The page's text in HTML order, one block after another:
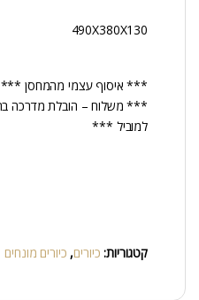
490X380X130
*** איסוף עצמי מהמחסן ***
למוביל ***
קטגוריות: כיורים, כיורים מונחים